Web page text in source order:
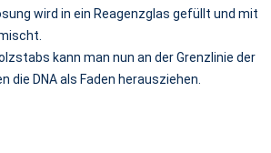
wird in ein Reagenzglas gefüllt und mit
kann man nun an der Grenzlinie der
die DNA als Faden herausziehen.